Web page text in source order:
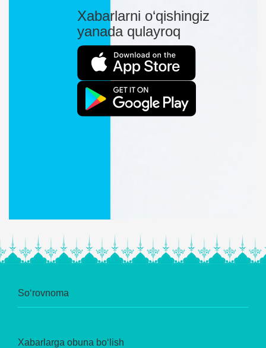
Xabarlarni o‘qishingiz
yanada qulayroq
So‘rovnoma
Xabarlarga obuna bo‘lish